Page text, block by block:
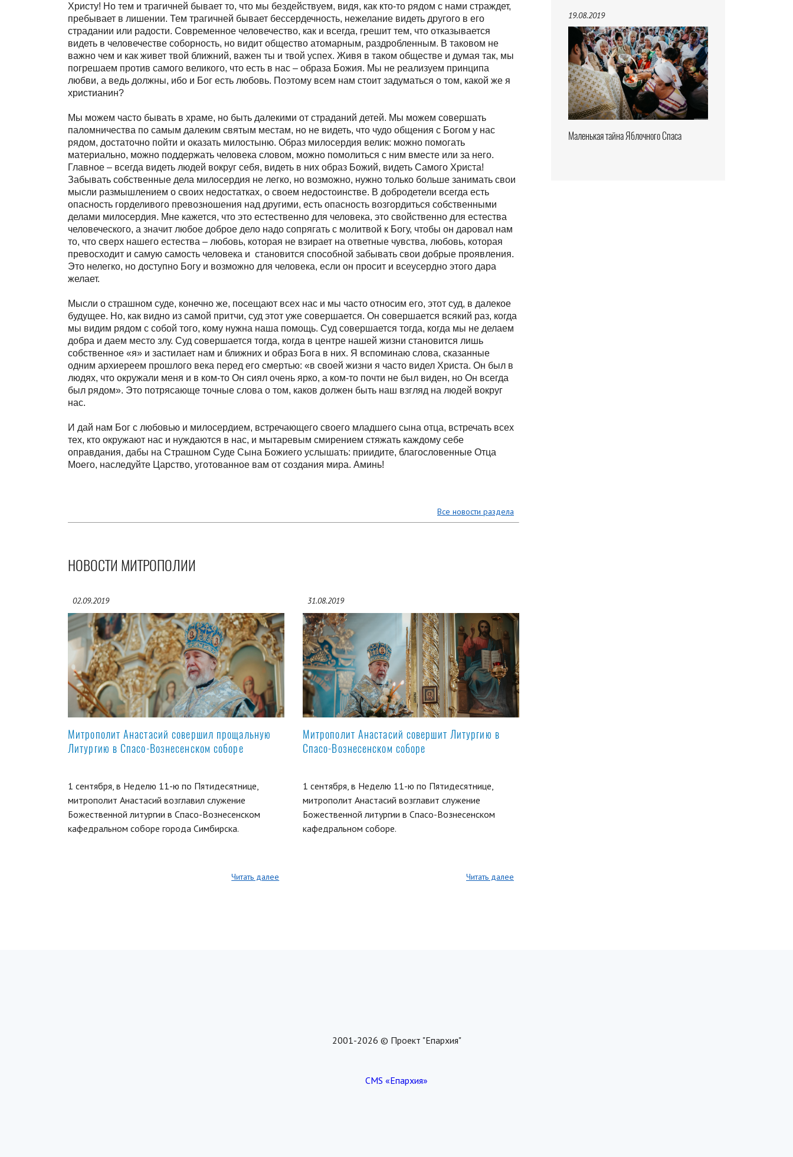
19.08.2019
Маленькая тайна Яблочного Спаса
Христу! Но тем и трагичней бывает то, что мы бездействуем, видя, как кто-то рядом с нами страждет,
пребывает в лишении. Тем трагичней бывает бессердечность, нежелание видеть другого в его
страдании или радости. Современное человечество, как и всегда, грешит тем, что отказывается
видеть в человечестве соборность, но видит общество атомарным, раздробленным. В таковом не
важно чем и как живет твой ближний, важен ты и твой успех. Живя в таком обществе и думая так, мы
погрешаем против самого великого, что есть в нас – образа Божия. Мы не реализуем принципа
любви, а ведь должны, ибо и Бог есть любовь. Поэтому всем нам стоит задуматься о том, какой же я
христианин?
Мы можем часто бывать в храме, но быть далекими от страданий детей. Мы можем совершать
паломничества по самым далеким святым местам, но не видеть, что чудо общения с Богом у нас
рядом, достаточно пойти и оказать милостыню. Образ милосердия велик: можно помогать
материально, можно поддержать человека словом, можно помолиться с ним вместе или за него.
Главное – всегда видеть людей вокруг себя, видеть в них образ Божий, видеть Самого Христа!
Забывать собственные дела милосердия не легко, но возможно, нужно только больше занимать свои
мысли размышлением о своих недостатках, о своем недостоинстве. В добродетели всегда есть
опасность горделивого превозношения над другими, есть опасность возгордиться собственными
делами милосердия. Мне кажется, что это естественно для человека, это свойственно для естества
человеческого, а значит любое доброе дело надо сопрягать с молитвой к Богу, чтобы он даровал нам
то, что сверх нашего естества – любовь, которая не взирает на ответные чувства, любовь, которая
превосходит и самую самость человека и становится способной забывать свои добрые проявления.
Это нелегко, но доступно Богу и возможно для человека, если он просит и всеусердно этого дара
желает.
Мысли о страшном суде, конечно же, посещают всех нас и мы часто относим его, этот суд, в далекое
будущее. Но, как видно из самой притчи, суд этот уже совершается. Он совершается всякий раз, когда
мы видим рядом с собой того, кому нужна наша помощь. Суд совершается тогда, когда мы не делаем
добра и даем место злу. Суд совершается тогда, когда в центре нашей жизни становится лишь
собственное «я» и застилает нам и ближних и образ Бога в них. Я вспоминаю слова, сказанные
одним архиереем прошлого века перед его смертью: «в своей жизни я часто видел Христа. Он был в
людях, что окружали меня и в ком-то Он сиял очень ярко, а ком-то почти не был виден, но Он всегда
был рядом». Это потрясающе точные слова о том, каков должен быть наш взгляд на людей вокруг
нас.
И дай нам Бог с любовью и милосердием, встречающего своего младшего сына отца, встречать всех
тех, кто окружают нас и нуждаются в нас, и мытаревым смирением стяжать каждому себе
оправдания, дабы на Страшном Суде Сына Божиего услышать: приидите, благословенные Отца
Моего, наследуйте Царство, уготованное вам от создания мира. Аминь!
Все новости раздела
НОВОСТИ МИТРОПОЛИИ
02.09.2019
Митрополит Анастасий совершил прощальную
Литургию в Спасо-Вознесенском соборе
1 сентября, в Неделю 11-ю по Пятидесятнице,
митрополит Анастасий возглавил служение
Божественной литургии в Спасо-Вознесенском
кафедральном соборе города Симбирска.
Читать далее
31.08.2019
Митрополит Анастасий совершит Литургию в
Спасо-Вознесенском соборе
1 сентября, в Неделю 11-ю по Пятидесятнице,
митрополит Анастасий возглавит служение
Божественной литургии в Спасо-Вознесенском
кафедральном соборе.
Читать далее
2001-2026 © Проект "Епархия"
CMS «Епархия»